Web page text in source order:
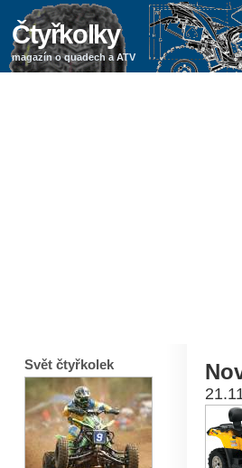
Čtyřkolky
magazín o quadech a ATV
Svět čtyřkolek